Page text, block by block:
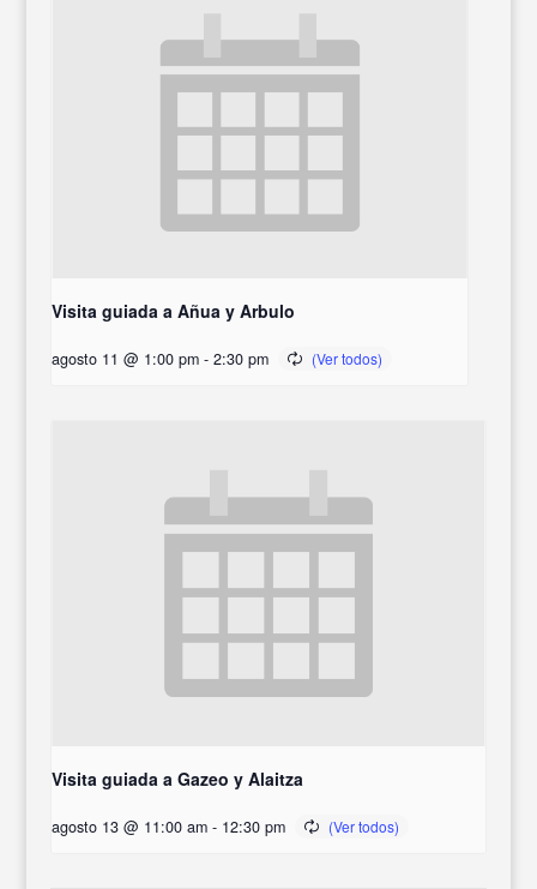
Visita guiada a Añua y Arbulo
agosto 11 @ 1:00 pm - 2:30 pm
Visita guiada a Gazeo y Alaitza
agosto 13 @ 11:00 am - 12:30 pm